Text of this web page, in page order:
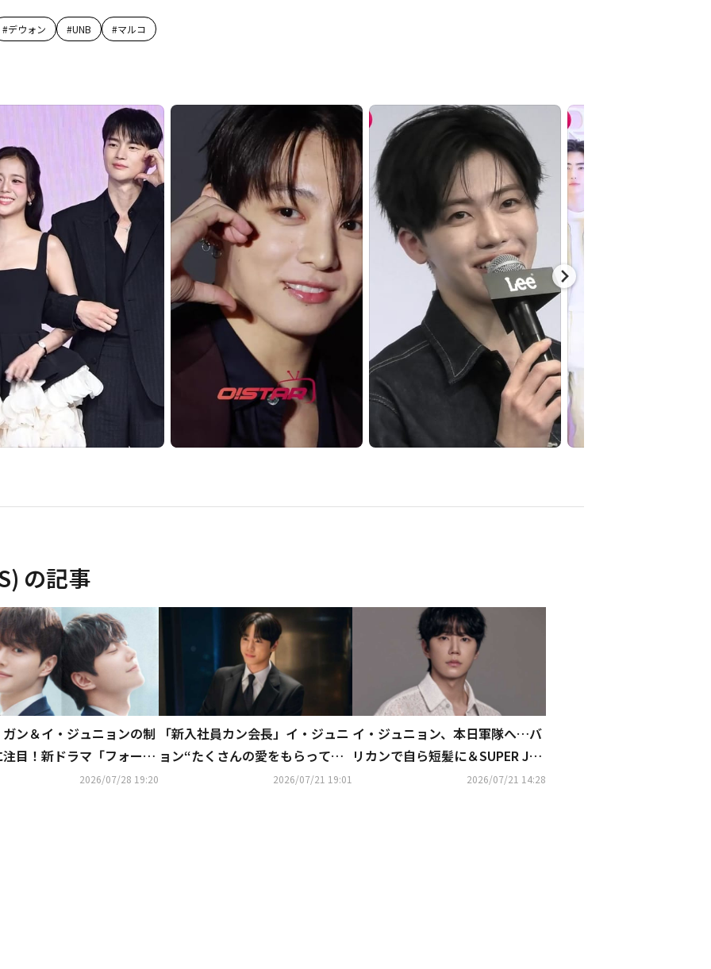
#デウォン #UNB #マルコ
の記事
ン＆イ・ジュニョンの制
目！新ドラマ「フォーハ
スターを公開2026/07/28 19:20
「新入社員カン会長」イ・ジュニ
ョン“たくさんの愛をもらって入
隊…感謝の気持ちでいっぱい”
2026/07/21 19:01
イ・ジュニョン、本日軍隊へ…バ
リカンで自ら短髪に＆SUPER JU
NIOR ヒチョルらとの記念ショッ
2026/07/21 14:28